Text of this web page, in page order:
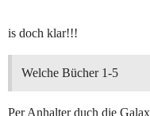
is doch klar!!!
Welche Bücher 1-5
Per Anhalter duch die